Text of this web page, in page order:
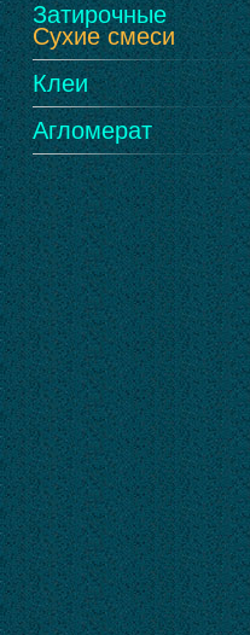
Затирочные
Сухие смеси
Клеи
Агломерат